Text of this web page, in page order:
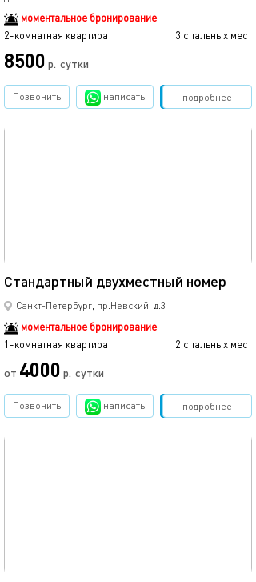
моментальное бронирование
2-комнатная квартира
3 спальных мест
8500 р. сутки
подробнее
Позвонить написать Забронировать
Стандартный двухместный номер
Санкт-Петербург, пр.Невский, д.3
моментальное бронирование
1-комнатная квартира
2 спальных мест
от 4000 р. сутки
подробнее
Позвонить написать Забронировать